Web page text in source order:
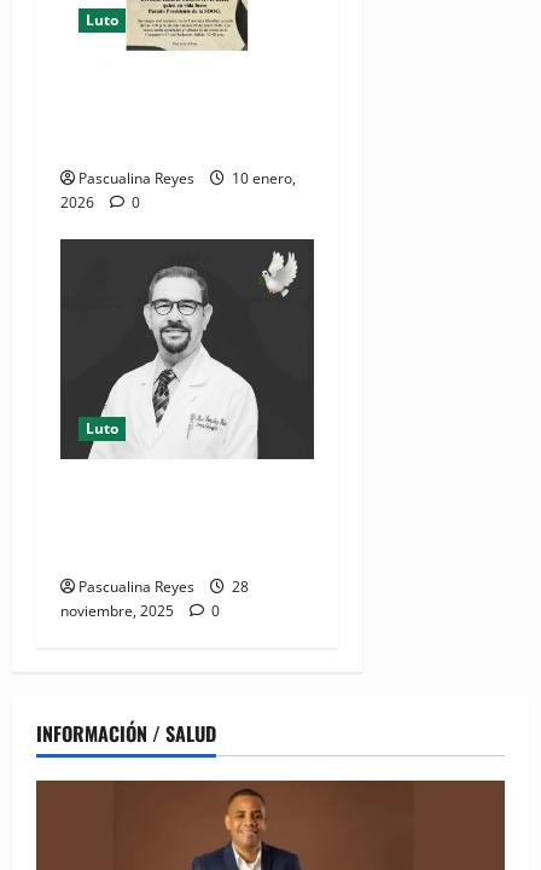
Luto
Pascualina Reyes
10 enero,
2026
0
Luto
Pascualina Reyes
28
noviembre, 2025
0
INFORMACIÓN / SALUD